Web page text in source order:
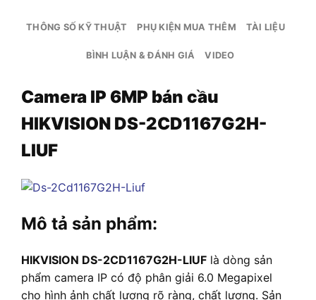
THÔNG SỐ KỸ THUẬT PHỤ KIỆN MUA THÊM TÀI LIỆU
BÌNH LUẬN & ĐÁNH GIÁ VIDEO
Camera IP 6MP bán cầu
HIKVISION DS-2CD1167G2H-
LIUF
Mô tả sản phẩm:
HIKVISION DS-2CD1167G2H-LIUF là dòng sản
phẩm camera IP có độ phân giải 6.0 Megapixel
cho hình ảnh chất lượng rõ ràng, chất lượng. Sản